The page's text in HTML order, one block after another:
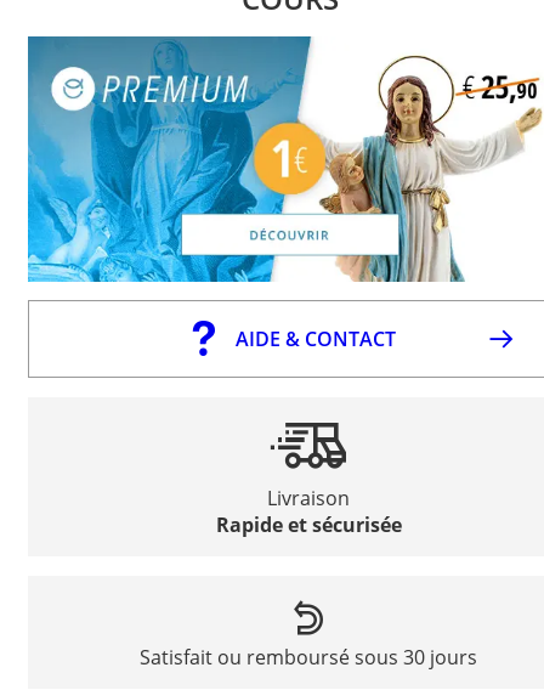
AIDE & CONTACT
Livraison
Rapide et sécurisée
Satisfait ou remboursé sous 30 jours